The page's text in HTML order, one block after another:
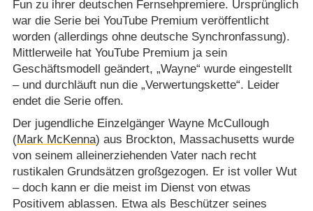
Fun zu ihrer deutschen Fernsehpremiere. Ursprünglich
war die Serie bei YouTube Premium veröffentlicht
worden (allerdings ohne deutsche Synchronfassung).
Mittlerweile hat YouTube Premium ja sein
Geschäftsmodell geändert, „Wayne“ wurde eingestellt
– und durchläuft nun die „Verwertungskette“. Leider
endet die Serie offen.
Der jugendliche Einzelgänger Wayne McCullough
(Mark McKenna) aus Brockton, Massachusetts wurde
von seinem alleinerziehenden Vater nach recht
rustikalen Grundsätzen großgezogen. Er ist voller Wut
– doch kann er die meist im Dienst von etwas
Positivem ablassen. Etwa als Beschützer seines